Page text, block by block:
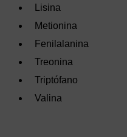
Lisina
Metionina
Fenilalanina
Treonina
Triptófano
Valina